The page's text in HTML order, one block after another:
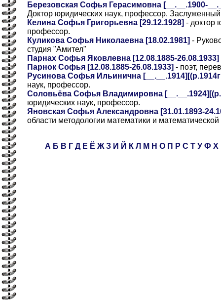
Березовская Софья Герасимовна [__.__.1900-
Доктор юридических наук, профессор.
Келина Софья Григорьевна [29.12.1928] - доктор
профессор.
Куликова Софья Николаевна [18.02.1981] -
студия "Амител"
Парнах Софья Яковлевна [12.08.1885-26.08.1933]
Парнок Софья [12.08.1885-26.08.1933] - поэт,
Русинова Софья Ильинична
наук, профессор.
Соловьёва Софья Владимировна
юридических наук, профессор.
Яновская Софья Александровна [31.01.1893-
области методологии математики и математической
А Б В Г Д Е Ё Ж З И Й К Л М Н О П Р С Т У Ф Х